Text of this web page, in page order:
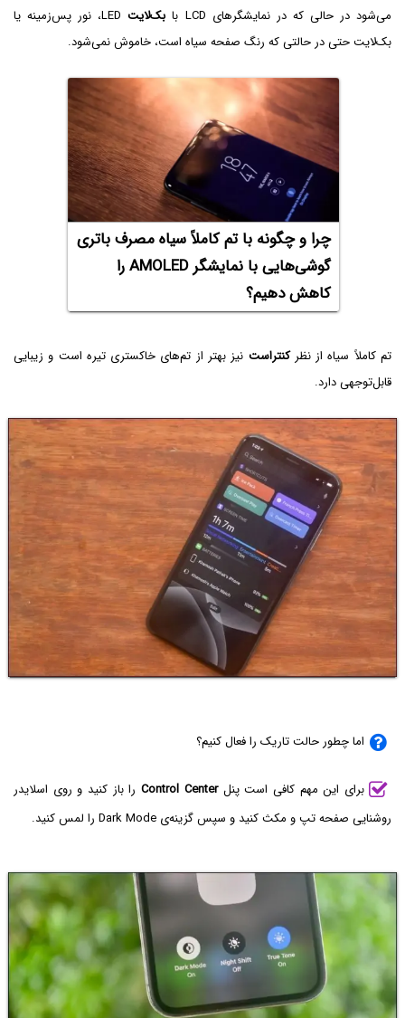
می‌شود در حالی که در نمایشگرهای LCD با
بک‌لایت
LED، نور پس‌زمینه یا
بک‌لایت حتی در حالتی که رنگ صفحه سیاه است، خاموش نمی‌شود.
چرا و چگونه با تم کاملاً سیاه مصرف باتری
گوشی‌هایی با نمایشگر AMOLED را
کاهش دهیم؟
تم کاملاً سیاه از نظرکنتراست نیز بهتر از تم‌های خاکستری تیره است و زیبایی
قابل‌توجهی دارد.
اما چطور حالت تاریک را فعال کنیم؟
برای این مهم کافی است پنلControl Centerرا باز کنید و روی اسلایدر
روشنایی صفحه تپ و مکث کنید و سپس گزینه‌ی Dark Mode را لمس کنید.